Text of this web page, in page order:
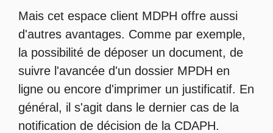
Mais cet espace client MDPH offre aussi
d'autres avantages. Comme par exemple,
la possibilité de déposer un document, de
suivre l'avancée d'un dossier MPDH en
ligne ou encore d'imprimer un justificatif. En
général, il s'agit dans le dernier cas de la
notification de décision de la CDAPH.